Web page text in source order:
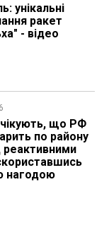
унікальні
ракет
- відео
що РФ
по району
реактивними
нагодою